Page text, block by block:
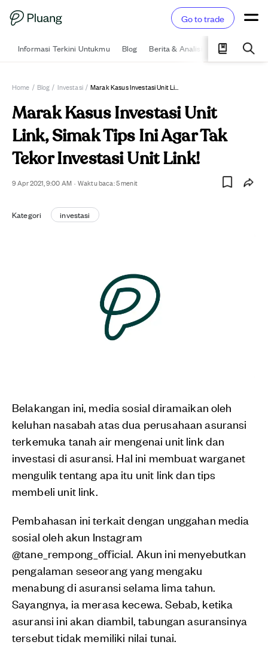
Go to trade
Informasi Terkini Untukmu Blog Berita & Analisis Pelajari
Home / Blog / Investasi / Marak Kasus Investasi Unit Link, Simak Tips Ini Agar Tak Tekor Investasi Unit Link!
Marak Kasus Investasi Unit
Link, Simak Tips Ini Agar Tak
Tekor Investasi Unit Link!
9 Apr 2021, 9:00 AM · Waktu baca:5menit
Kategori investasi
Belakangan ini, media sosial diramaikan oleh
keluhan nasabah atas dua perusahaan asuransi
terkemuka tanah air mengenai unit link dan
investasi di asuransi. Hal ini membuat warganet
mengulik tentang apa itu unit link dan tips
membeli unit link.
Pembahasan ini terkait dengan unggahan media
sosial oleh akun Instagram
@tane_rempong_official. Akun ini menyebutkan
pengalaman seseorang yang mengaku
menabung di asuransi selama lima tahun.
Sayangnya, ia merasa kecewa. Sebab, ketika
asuransi ini akan diambil, tabungan asuransinya
tersebut tidak memiliki nilai tunai.